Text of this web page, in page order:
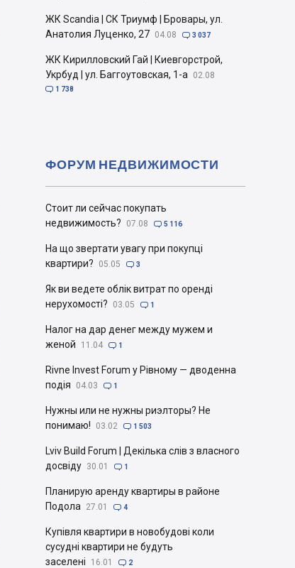
ЖК Scandia | СК Триумф | Бровары, ул.
Анатолия Луценко, 27 04.08  3 037
ЖК Кирилловский Гай | Киевгорстрой,
Укрбуд | ул. Баггоутовская, 1-а
02.08
 1 738
Стоит ли сейчас покупать
недвижимость?
07.08  5 116
На що звертати увагу при покупці
квартири?
05.05  3
Як ви ведете облік витрат по оренді
нерухомості?
03.05  1
Налог на дар денег между мужем и
женой
11.04  1
Rivne Invest Forum у Рівному — дводенна
подія
04.03  1
Нужны или не нужны риэлторы? Не
понимаю!
03.02  1 503
Lviv Build Forum | Декілька слів з власного
досвіду 30.01  1
Планирую аренду квартиры в районе
Подола
27.01  4
Купівля квартири в новобудові коли
сусудні квартири не будуть
заселені
16.01  2
ФОРУМ НЕДВИЖИМОСТИ